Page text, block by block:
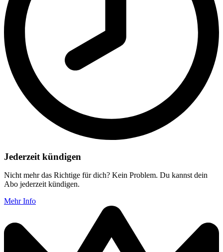
Jederzeit kündigen
Nicht mehr das Richtige für dich? Kein Problem. Du kannst dein
Abo jederzeit kündigen.
Mehr Info